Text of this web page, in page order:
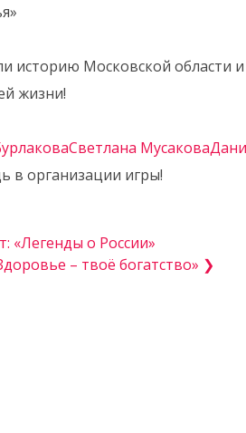
историю Московской области
жизни!
Светлана Мусакова
в организации игры!
«Легенды о России»
– твоё богатство» ❯